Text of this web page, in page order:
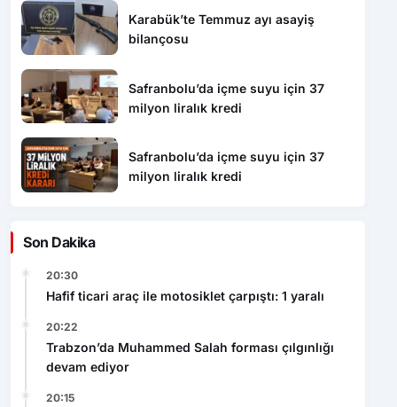
Karabük’te Temmuz ayı asayiş
bilançosu
Safranbolu’da içme suyu için 37
milyon liralık kredi
Safranbolu’da içme suyu için 37
milyon liralık kredi
Son Dakika
20:30
Hafif ticari araç ile motosiklet çarpıştı: 1 yaralı
20:22
Trabzon’da Muhammed Salah forması çılgınlığı
devam ediyor
20:15